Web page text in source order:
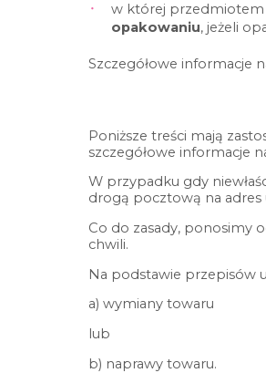
w której przedmiotem
opakowaniu, jeżeli
Szczegółowe informacje
Poniższe treści mają
szczegółowe informacje
W przypadku gdy
drogą pocztową na adres
Co do zasady, ponosimy
chwili.
Na podstawie przepisów
a) wymiany towaru
lub
b) naprawy towaru.